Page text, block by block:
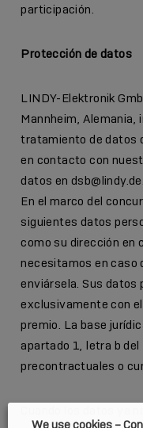
participación.
Protección de datos
LINDY-Elektronik
Mannheim, Alemania,
tratamiento de datos
en contacto con
datos en dsb@lindy.de.
En el marco del
siguientes datos
como su dirección en
necesitamos en caso
enviársela. Sus
exclusivamente con
premio. La base
apartado 1, letra b del
precontractuales o
We use cookies –